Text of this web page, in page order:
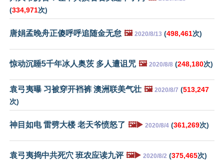
(334,971次)
唐娟孟晚舟正傻呼呼追随金无怠 🖼️ 2020/8/13 (498,461次)
惊动沉睡5千年冰人奥茨 多人遭诅咒 🖼️ 2020/8/8 (248,180次)
袁弓夷曝 习被穿开裆裤 澳洲联美气壮 🖼️ 2020/8/7 (513,247
次)
神目如电 雷劈大楼 老天爷愤怒了 🖼️▶️ 2020/8/4 (361,269次)
袁弓夷捣中共死穴 班农应读九评 🖼️▶️ 2020/8/2 (375,465次)